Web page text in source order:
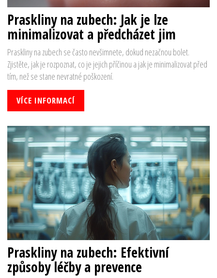
Praskliny na zubech: Jak je lze
minimalizovat a předcházet jim
Praskliny na zubech se často nevšimnete, dokud nezačnou bolet.
Zjistěte, jak je rozpoznat, co je jejich příčinou a jak je minimalizovat před
tím, než se stane nevratné poškození.
VÍCE INFORMACÍ
Praskliny na zubech: Efektivní
způsoby léčby a prevence